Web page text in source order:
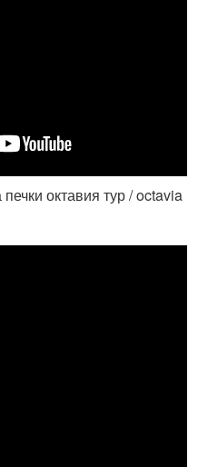
октавия тур / octavia